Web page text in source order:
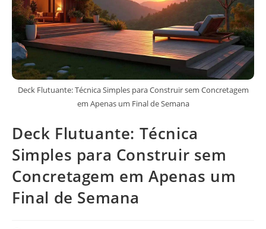
Deck Flutuante: Técnica Simples para Construir sem Concretagem
em Apenas um Final de Semana
Deck Flutuante: Técnica
Simples para Construir sem
Concretagem em Apenas um
Final de Semana